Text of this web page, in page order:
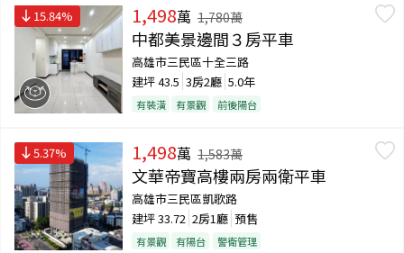
15.84% 1,498萬 1,780萬
中都美景邊間３房平車
高雄市三民區十全三路
建坪43.5 3房2廳 5.0年
有裝潢 有景觀 前後陽台
5.37% 1,498萬 1,583萬
文華帝寶高樓兩房兩衛平車
高雄市三民區凱歌路
建坪33.72 2房1廳 預售
有景觀 有陽台 警衛管理